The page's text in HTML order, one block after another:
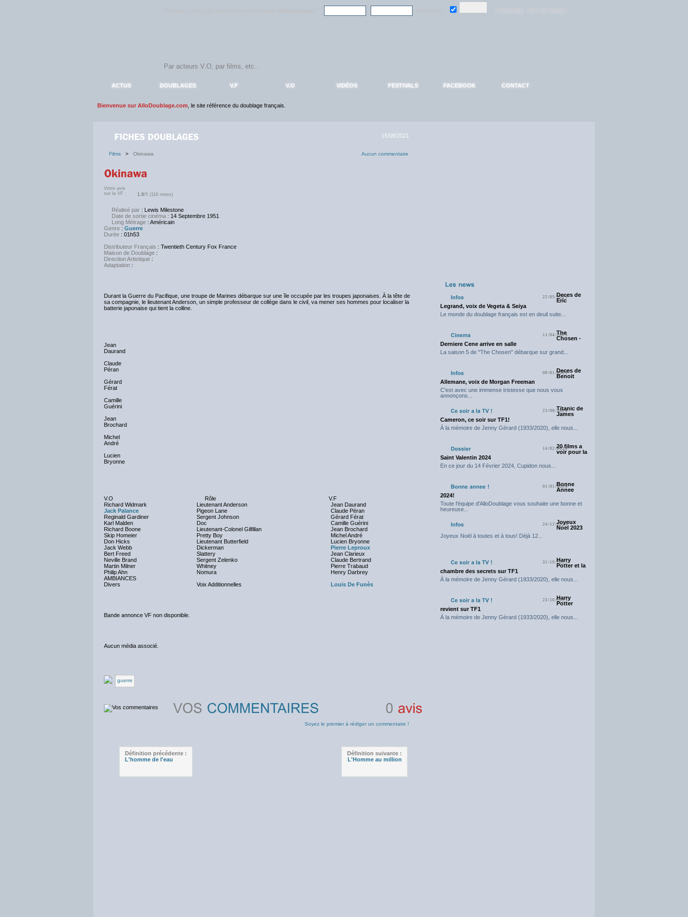
ACTUS DOUBLAGES V.F V.O VIDÉOS FESTIVALS FACEBOOK CONTACT
Bienvenue sur AlloDoublage.com , le site référence du doublage français.
15/08/2021
Films > Okinawa Aucun commentaire
Votre avis
sur la VF :
1.8/5 (118 notes)
Réalisé par : Lewis Milestone
Date de sortie cinéma : 14 Septembre 1951
Long Métrage : Américain
Genre : Guerre
Durée : 01h53
Distributeur Français : Twentieth Century Fox France
Maison de Doublage :
Direction Artistique :
Adaptation :
Durant la Guerre du Pacifique, une troupe de Marines débarque sur une île occupée par les troupes japonaises. À la tête de
sa compagnie, le lieutenant Anderson, un simple professeur de collège dans le civil, va mener ses hommes pour localiser la
batterie japonaise qui tient la colline.
Jean
Daurand
Claude
Péran
Gérard
Férat
Camille
Guérini
Jean
Brochard
Michel
André
Lucien
Bryonne
V.O Rôle
V.F
Richard Widmark
Lieutenant Anderson
Jean Daurand
Jack Palance
Pigeon Lane
Claude Péran
Reginald Gardiner
Sergent Johnson
Gérard Férat
Karl Malden
Doc
Camille Guérini
Richard Boone
Lieutenant-Colonel Gilfillan
Jean Brochard
Skip Homeier
Pretty Boy
Michel André
Don Hicks
Lieutenant Butterfield
Lucien Bryonne
Jack Webb
Dickerman
Pierre Leproux
Bert Freed
Slattery
Jean Clarieux
Neville Brand
Sergent Zelenko
Claude Bertrand
Martin Milner
Whitney
Pierre Trabaud
Philip Ahn
Nomura
Henry Darbrey
AMBIANCES
Divers
Voix Additionnelles Louis De Funès
Bande annonce VF non disponible.
Aucun média associé.
guerre
Soyez le premier à rédiger un commentaire !
Définition précédente :
L'homme de l'eau
Définition suivante :
L'Homme au million
22/05/2025Deces de
Eric
Legrand, voix de Vegeta & Seiya
Le monde du doublage français est en deuil suite...
11/04/2025
The
Chosen -
Derniere Cene arrive en salle
La saison 5 de "The Chosen" débarque sur grand...
09/01/2025Deces de
Benoit
Allemane, voix de Morgan Freeman
C'est avec une immense tristesse que nous vous
annonçons...
23/06/2024Titanic de
James
Cameron, ce soir sur TF1!
À la mémoire de Jenny Gérard (1933/2020), elle nous...
14/02/202420 films a
voir pour la
Saint Valentin 2024
En ce jour du 14 Février 2024, Cupidon nous...
01/01/2024
Bonne
Annee
2024!
Toute l'équipe d'AlloDoublage vous souhaite une bonne et
heureuse...
24/12/2023
Joyeux
Noel 2023
Joyeux Noël à toutes et à tous! Déjà 12...
31/10/2023
Harry
Potter et la
chambre des secrets sur TF1
À la mémoire de Jenny Gérard (1933/2020), elle nous...
23/10/2023
Harry
Potter
revient sur TF1
À la mémoire de Jenny Gérard (1933/2020), elle nous...